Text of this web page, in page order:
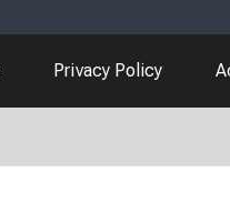
Privacy Policy